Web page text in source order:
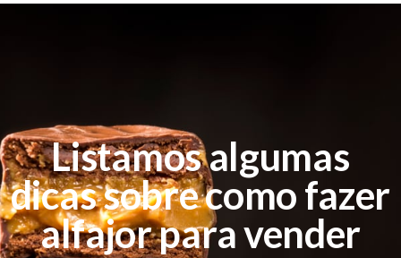
Listamos algumas
dicas sobre como fazer
alfajor para vender